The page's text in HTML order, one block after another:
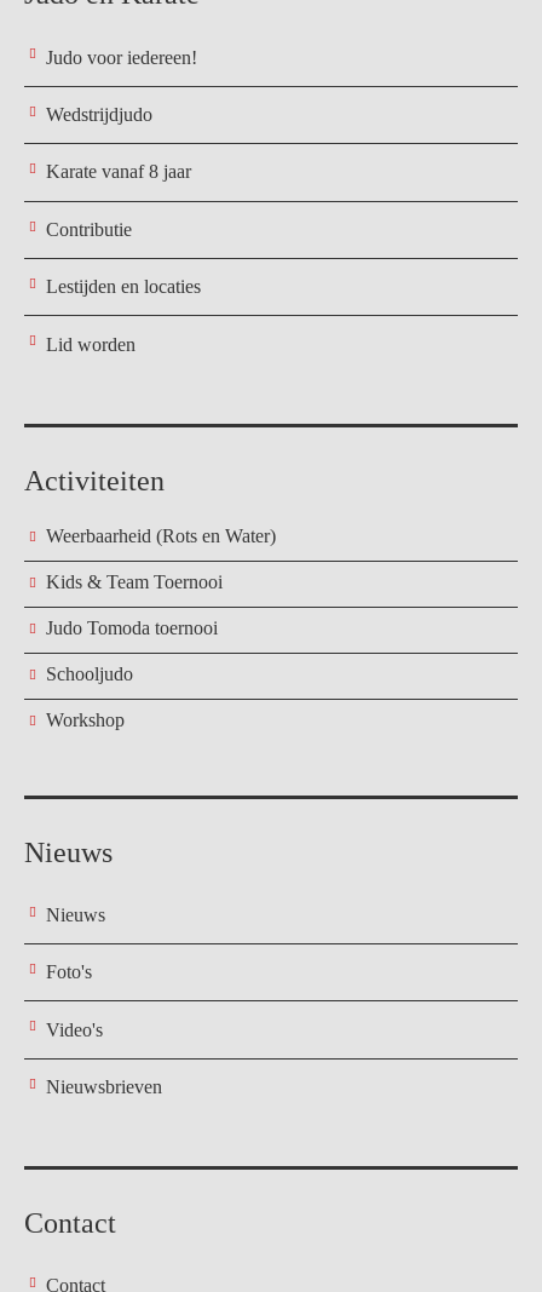
Judo voor iedereen!
Wedstrijdjudo
Karate vanaf 8 jaar
Contributie
Lestijden en locaties
Lid worden
Activiteiten
Weerbaarheid (Rots en Water)
Kids & Team Toernooi
Judo Tomoda toernooi
Schooljudo
Workshop
Nieuws
Nieuws
Foto's
Video's
Nieuwsbrieven
Contact
Contact